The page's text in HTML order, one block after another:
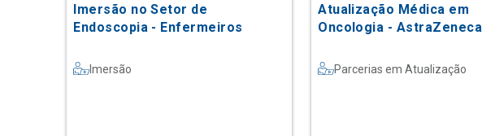
Imersão no Setor de
Endoscopia - Enfermeiros
Imersão
Atualização Médica em
Oncologia - AstraZeneca
Parcerias em Atualização